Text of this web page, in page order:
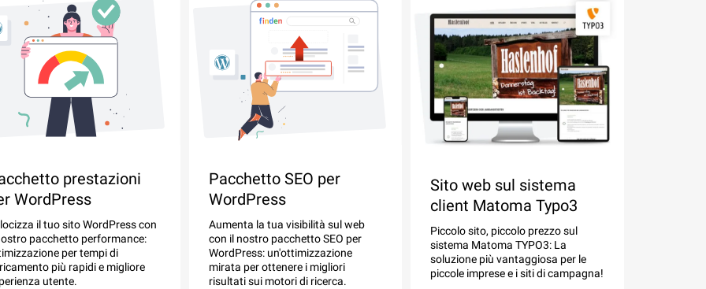
prestazioni
WordPress
il tuo sito WordPress con
pacchetto performance:
per tempi di
più rapidi e migliore
utente.
Pacchetto SEO per
WordPress
Aumenta la tua visibilità sul web
con il nostro pacchetto SEO per
WordPress: un'ottimizzazione
mirata per ottenere i migliori
risultati sui motori di ricerca.
Sito web sul sistema
client Matoma Typo3
Piccolo sito, piccolo prezzo sul
sistema Matoma TYPO3: La
soluzione più vantaggiosa per le
piccole imprese e i siti di campagna!